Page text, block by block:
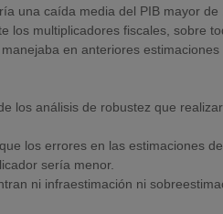
una caída media del PIB mayor
los multiplicadores fiscales, sobre
en anteriores
los análisis de robustez que
los errores en las estimaciones
sería menor.
ni infraestimación ni